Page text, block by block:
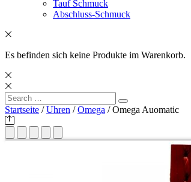
Tauf Schmuck
Abschluss-Schmuck
Es befinden sich keine Produkte im Warenkorb.
Search
for:
Search
Startseite /Uhren /Omega / Omega Auomatic